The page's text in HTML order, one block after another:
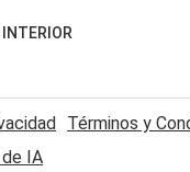
Términos y
IA